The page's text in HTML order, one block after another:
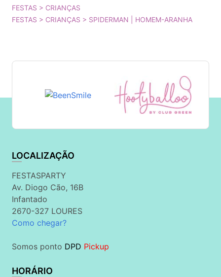
FESTAS > CRIANÇAS
FESTAS > CRIANÇAS > SPIDERMAN | HOMEM-ARANHA
LOCALIZAÇÃO
FESTASPARTY
Av. Diogo Cão, 16B
Infantado
2670-327 LOURES
Como chegar?
Somos ponto DPD Pickup
HORÁRIO